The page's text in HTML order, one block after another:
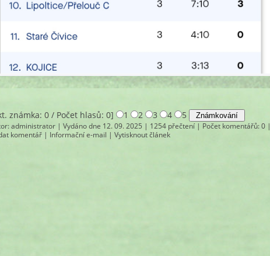
známka: 0 / Počet hlasů: 0] 1 2 3 4 5
administrator | Vydáno dne 12. 09. 2025 | 1254 přečtení | Počet komentářů: 0 |
komentář | Informační e-mail |Vytisknout článek